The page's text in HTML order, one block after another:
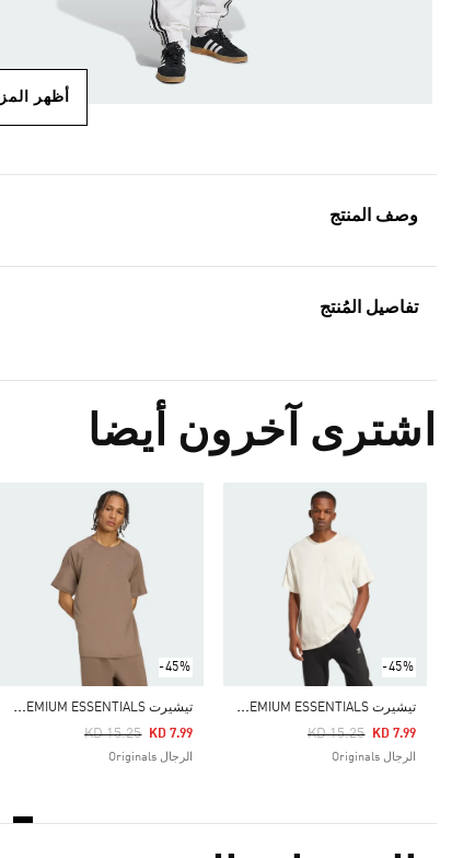
أظهر
وصف المنتج
تفاصيل المُنتج
اشترى آخرون أيضا
-45%
ت
يشيرت PREMIUM ESSENTIALS
Price Reduced From
KD 15.25
To KD 7.99
الرجال Originals
-45%
ت
يشيرت PREMIUM ESSENTIALS
Price Reduced From
KD 15.25
To KD 7.99
الرجال Originals